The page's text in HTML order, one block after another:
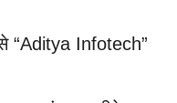
“Aditya Infotech”